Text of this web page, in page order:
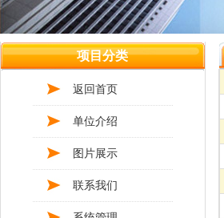
项目分类
返回首页
单位介绍
图片展示
联系我们